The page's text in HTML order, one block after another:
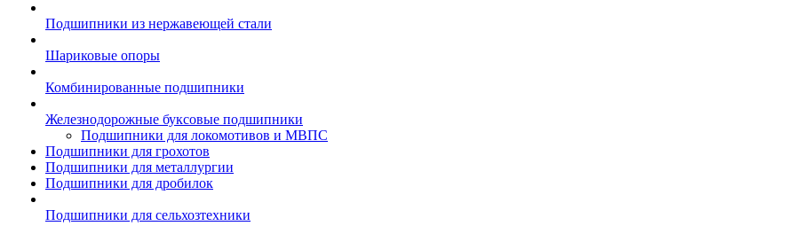
Подшипники из нержавеющей стали
Шариковые опоры
Комбинированные подшипники
Железнодорожные буксовые подшипники
Подшипники для локомотивов и МВПС
Подшипники для грохотов
Подшипники для металлургии
Подшипники для дробилок
Подшипники для сельхозтехники